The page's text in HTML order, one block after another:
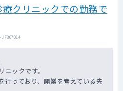
療クリニックでの勤務で
JF307014
ックです。
っており、開業を考えている先